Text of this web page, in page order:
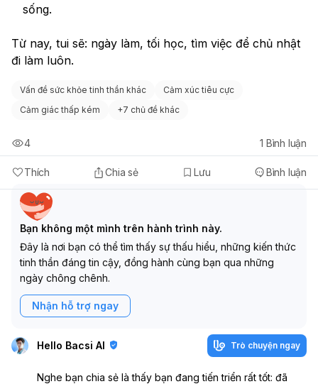
sống.
Từ nay, tui sẽ: ngày làm, tối học, tìm việc để chủ nhật
đi làm luôn.
Vấn đề sức khỏe tinh thần khác
Cảm xúc tiêu cực
Cảm giác thấp kém
+7 chủ đề khác
Thích Chia sẻ Lưu Bình luận
4 1 Bình luận
Bạn không một mình trên hành trình này.
Đây là nơi bạn có thể tìm thấy sự thấu hiểu, những kiến thức
tinh thần đáng tin cậy, đồng hành cùng bạn qua những
ngày chông chênh.
Nhận hỗ trợ ngay
Hello Bacsi AI Trò chuyện ngay
Nghe bạn chia sẻ là thấy bạn đang tiến triển rất tốt: đã